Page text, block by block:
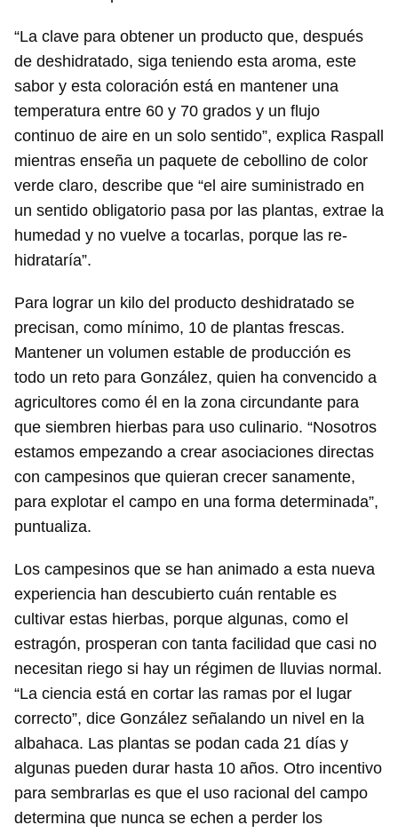
“La clave para obtener un producto que, después
de deshidratado, siga teniendo esta aroma, este
sabor y esta coloración está en mantener una
temperatura entre 60 y 70 grados y un flujo
continuo de aire en un solo sentido”, explica Raspall
mientras enseña un paquete de cebollino de color
verde claro, describe que “el aire suministrado en
un sentido obligatorio pasa por las plantas, extrae la
humedad y no vuelve a tocarlas, porque las re-
hidrataría”.
Para lograr un kilo del producto deshidratado se
precisan, como mínimo, 10 de plantas frescas.
Mantener un volumen estable de producción es
todo un reto para González, quien ha convencido a
agricultores como él en la zona circundante para
que siembren hierbas para uso culinario. “Nosotros
estamos empezando a crear asociaciones directas
con campesinos que quieran crecer sanamente,
para explotar el campo en una forma determinada”,
puntualiza.
Los campesinos que se han animado a esta nueva
experiencia han descubierto cuán rentable es
cultivar estas hierbas, porque algunas, como el
estragón, prosperan con tanta facilidad que casi no
necesitan riego si hay un régimen de lluvias normal.
“La ciencia está en cortar las ramas por el lugar
correcto”, dice González señalando un nivel en la
albahaca. Las plantas se podan cada 21 días y
algunas pueden durar hasta 10 años. Otro incentivo
para sembrarlas es que el uso racional del campo
determina que nunca se echen a perder los